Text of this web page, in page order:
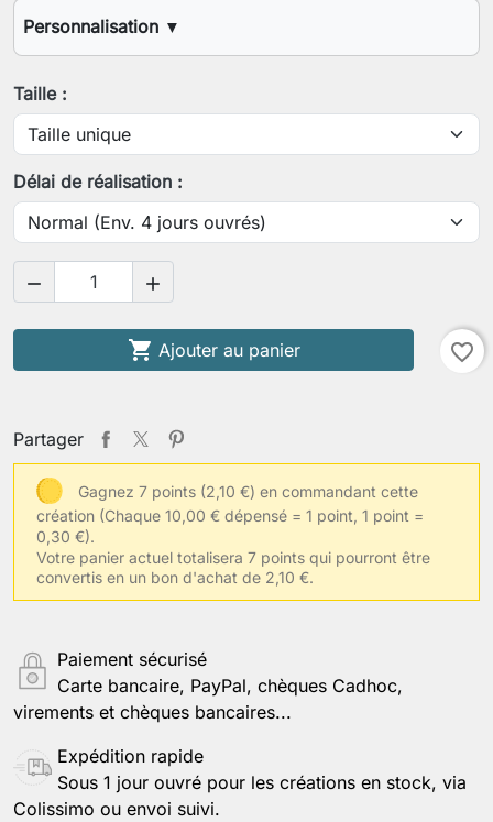
Personnalisation ▼
Votre tour de tête
Enregistrer la personnalisation
Taille :
Délai de réalisation :
 
 Ajouter au panier favorite_border
Partager
Gagnez 7 points (2,10 €) en commandant cette
création (Chaque 10,00 € dépensé = 1 point, 1 point =
0,30 €).
Votre panier actuel totalisera 7 points qui pourront être
convertis en un bon d'achat de 2,10 €.
Paiement sécurisé
Carte bancaire, PayPal, chèques Cadhoc,
virements et chèques bancaires...
Expédition rapide
Sous 1 jour ouvré pour les créations en stock, via
Colissimo ou envoi suivi.